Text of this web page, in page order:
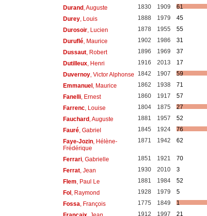
Durand , Auguste 1830 1909
61
Durey, Louis 1888 1979
45
Durosoir, Lucien 1878 1955
55
Duruflé, Maurice 1902 1986
31
Dussaut, Robert 1896 1969
37
Dutilleux, Henri 1916 2013
17
Duvernoy, Victor Alphonse 1842 1907
59
Emmanuel , Maurice 1862 1938
71
Fanelli, Ernest 1860 1917
57
Farrenc, Louise 1804 1875
27
Fauchard , Auguste 1881 1957
52
Fauré, Gabriel 1845 1924
76
Faye-Jozin, Hélène-
Frédérique
1871 1942 62
Ferrari, Gabrielle 1851 1921
70
Ferrat, Jean 1930 2010
3
Flem, Paul Le 1881 1984
52
Fol , Raymond 1928 1979
5
Fossa, François 1775 1849
1
1912 1997 21